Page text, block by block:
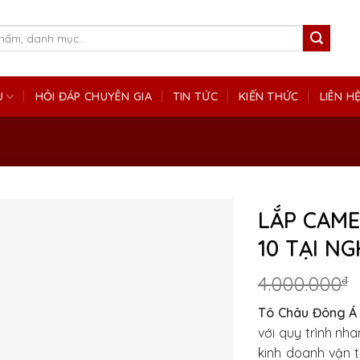
HỎI ĐÁP CHUYÊN GIA TIN TỨC KIẾN THỨC LIÊN HỆ
LẮP
10 TẠI
4.000.000₫
Tô Châu Đông Á
với quy trình
kinh doanh vận